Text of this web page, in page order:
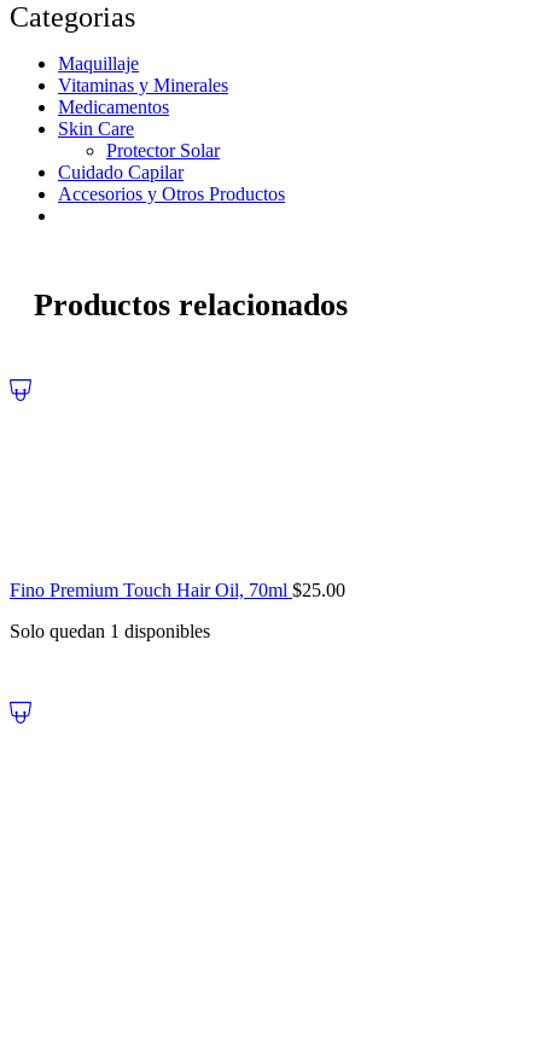
Categorias
Maquillaje
Vitaminas y Minerales
Medicamentos
Skin Care
Protector Solar
Cuidado Capilar
Accesorios y Otros Productos
Productos relacionados
Fino Premium Touch Hair Oil, 70ml $25.00
Solo quedan 1 disponibles